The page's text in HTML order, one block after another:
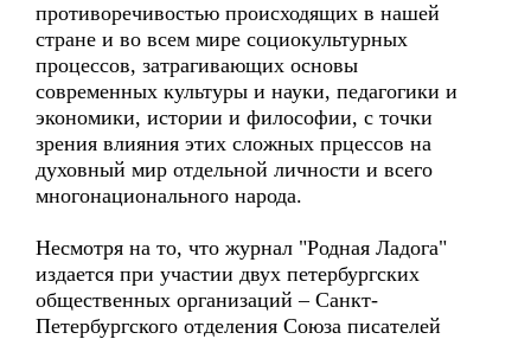
противоречивостью происходящих в нашей
стране и во всем мире социокультурных
процессов, затрагивающих основы
современных культуры и науки, педагогики и
экономики, истории и философии, с точки
зрения влияния этих сложных прцессов на
духовный мир отдельной личности и всего
многонационального народа.
Несмотря на то, что журнал "Родная Ладога"
издается при участии двух петербургских
общественных организаций – Санкт-
Петербургского отделения Союза писателей